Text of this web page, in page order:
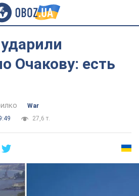
Очакову: есть
War
27,6 т.